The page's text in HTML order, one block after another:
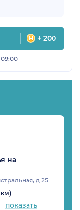
+ 200
на
д 25
км)
показать